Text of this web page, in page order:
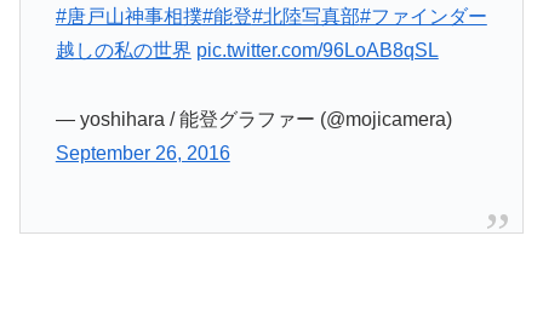
#唐戸山神事相撲#能登#北陸写真部#ファインダー
越しの私の世界 pic.twitter.com/96LoAB8qSL
— yoshihara / 能登グラファー (@mojicamera)
September 26, 2016